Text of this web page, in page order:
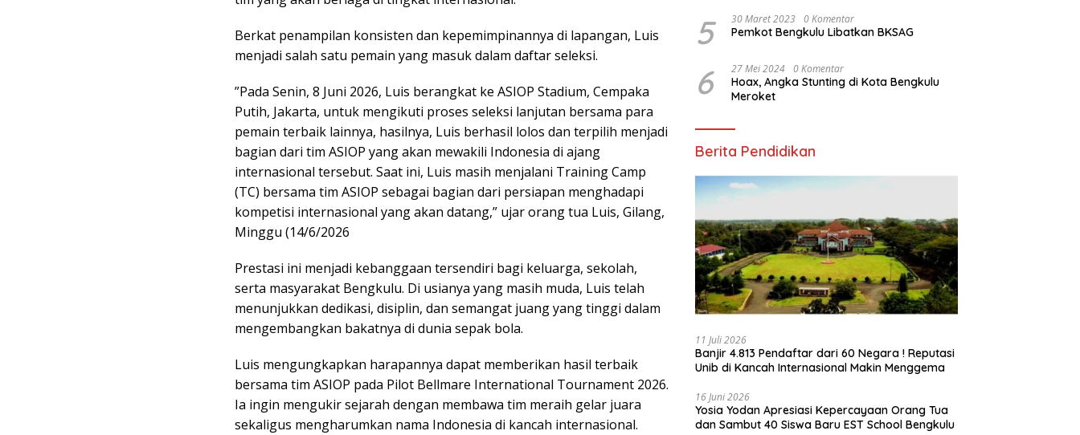
‎Berkat penampilan konsisten dan kepemimpinannya di lapangan, Luis
menjadi salah satu pemain yang masuk dalam daftar seleksi.
‎”Pada Senin, 8 Juni 2026, Luis berangkat ke ASIOP Stadium, Cempaka
Putih, Jakarta, untuk mengikuti proses seleksi lanjutan bersama para
pemain terbaik lainnya, hasilnya, Luis berhasil lolos dan terpilih menjadi
bagian dari tim ASIOP yang akan mewakili Indonesia di ajang
internasional tersebut. Saat ini, Luis masih menjalani Training Camp
(TC) bersama tim ASIOP sebagai bagian dari persiapan menghadapi
kompetisi internasional yang akan datang,” ujar orang tua Luis, Gilang,
Minggu (14/6/2026
‎Prestasi ini menjadi kebanggaan tersendiri bagi keluarga, sekolah,
serta masyarakat Bengkulu. Di usianya yang masih muda, Luis telah
menunjukkan dedikasi, disiplin, dan semangat juang yang tinggi dalam
mengembangkan bakatnya di dunia sepak bola.
‎Luis mengungkapkan harapannya dapat memberikan hasil terbaik
bersama tim ASIOP pada Pilot Bellmare International Tournament 2026.
Ia ingin mengukir sejarah dengan membawa tim meraih gelar juara
sekaligus mengharumkan nama Indonesia di kancah internasional.
5 30 Maret 2023 0 Komentar
Pemkot Bengkulu Libatkan BKSAG
6 27 Mei 2024 0 Komentar
Hoax, Angka Stunting di Kota Bengkulu
Meroket
Berita Pendidikan
11 Juli 2026
Banjir 4.813 Pendaftar dari 60 Negara ! Reputasi
Unib di Kancah Internasional Makin Menggema
16 Juni 2026
‎Yosia Yodan Apresiasi Kepercayaan Orang Tua
dan Sambut 40 Siswa Baru EST School Bengkulu